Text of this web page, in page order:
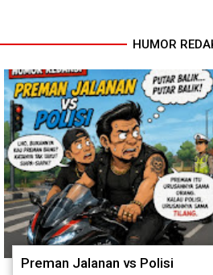
HUMOR
Preman Jalanan vs Polisi